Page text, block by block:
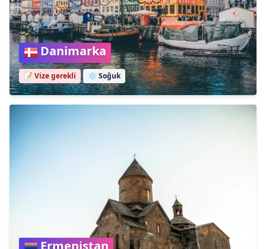
Danimarka
📝 Vize gerekli ❄️ Soğuk
Ermenistan